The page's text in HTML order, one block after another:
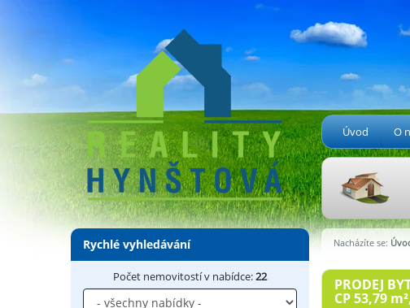
Úvod O
Rychlé vyhledávání
Počet nemovitostí v nabídce:22
Nacházíte se:
PRODEJ
CP 53,79 m²